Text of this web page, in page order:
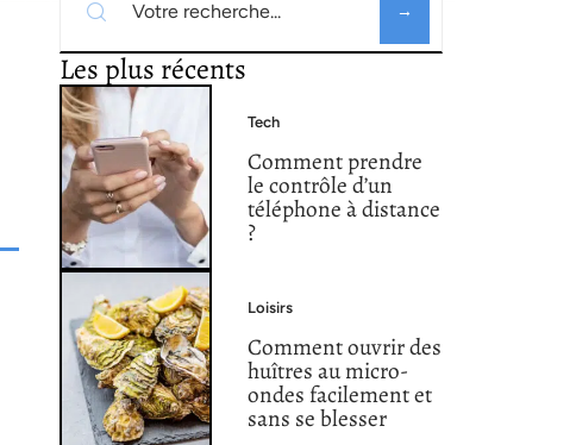
Les plus récents
Tech
Comment prendre
le contrôle d’un
téléphone à distance
?
Loisirs
Comment ouvrir des
huîtres au micro-
ondes facilement et
sans se blesser